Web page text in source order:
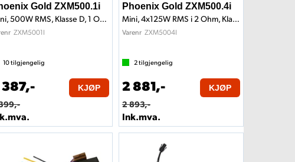
Gold ZXM500.1i
Mini, 500W RMS, Klasse D, 1 Ohm
ZXM5001I
10tilgjengelig
KJØP
Phoenix Gold ZXM500.4i
Mini, 4x125W RMS i 2 Ohm, Klasse D
Varenr ZXM5004I
2tilgjengelig
2 881,-
2 893,-
Ink.mva.
KJØP